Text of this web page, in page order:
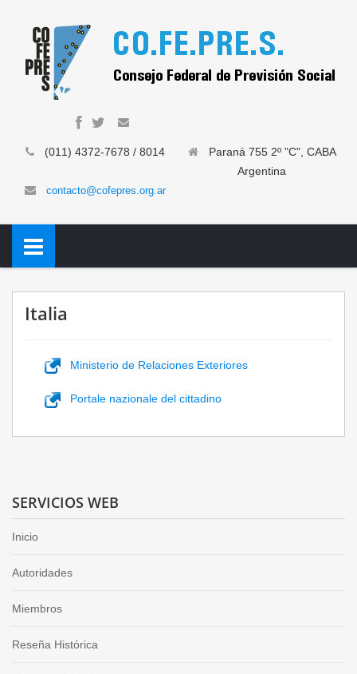
(011) 4372-7678 / 8014
Paraná 755 2º "C", CABA
Argentina
contacto@cofepres.org.ar
Italia
Ministerio de Relaciones Exteriores
Portale nazionale del cittadino
SERVICIOS WEB
Inicio
Autoridades
Miembros
Reseña Histórica